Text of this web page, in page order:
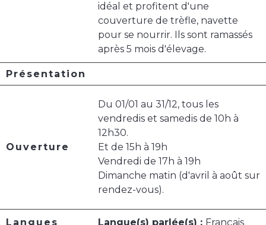
idéal et profitent d'une
couverture de trèfle, navette
pour se nourrir. Ils sont ramassés
après 5 mois d'élevage.
Présentation
Ouverture
Du 01/01 au 31/12, tous les
vendredis et samedis de 10h à
12h30.
Et de 15h à 19h
Vendredi de 17h à 19h
Dimanche matin (d'avril à août sur
rendez-vous).
Langues Langue(s) parlée(s) : Français